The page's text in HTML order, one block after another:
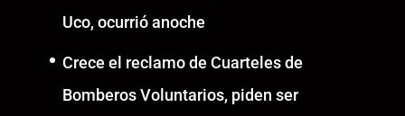
Uco, ocurrió anoche
Crece el reclamo de Cuarteles de
Bomberos Voluntarios, piden ser